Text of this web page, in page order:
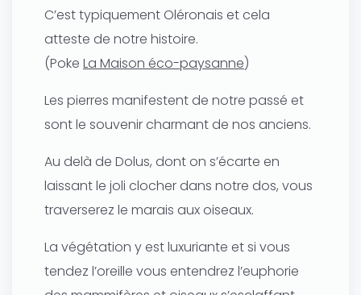
C’est typiquement Oléronais et cela
atteste de notre histoire.
(Poke La Maison éco-paysanne)
Les pierres manifestent de notre passé et
sont le souvenir charmant de nos anciens.
Au delà de Dolus, dont on s’écarte en
laissant le joli clocher dans notre dos, vous
traverserez le marais aux oiseaux.
La végétation y est luxuriante et si vous
tendez l’oreille vous entendrez l’euphorie